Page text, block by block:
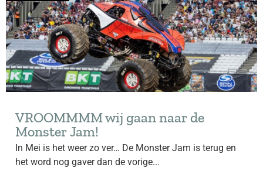
VROOMMMM wij gaan naar de
Monster Jam!
In Mei is het weer zo ver… De Monster Jam is terug en
het word nog gaver dan de vorige...